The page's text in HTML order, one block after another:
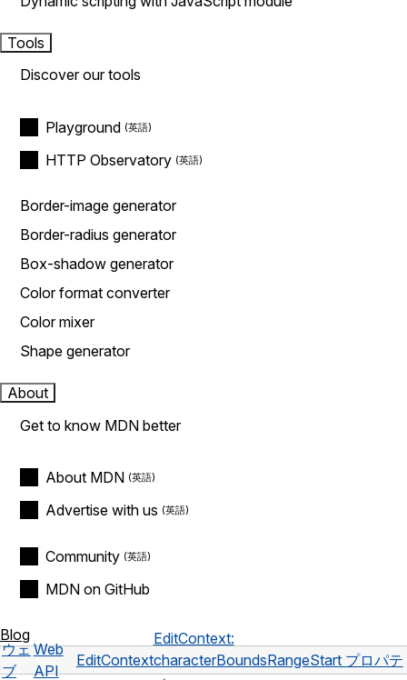
Tools
Discover our tools
Playground
HTTP Observatory
Border-image generator
Border-radius generator
Box-shadow generator
Color format converter
Color mixer
Shape generator
About
Get to know MDN better
About MDN
Advertise with us
Community
MDN on GitHub
Blog
ウェ
ブ
Web
API
EditContext
EditContext:
characterBoundsRangeStart プロパテ